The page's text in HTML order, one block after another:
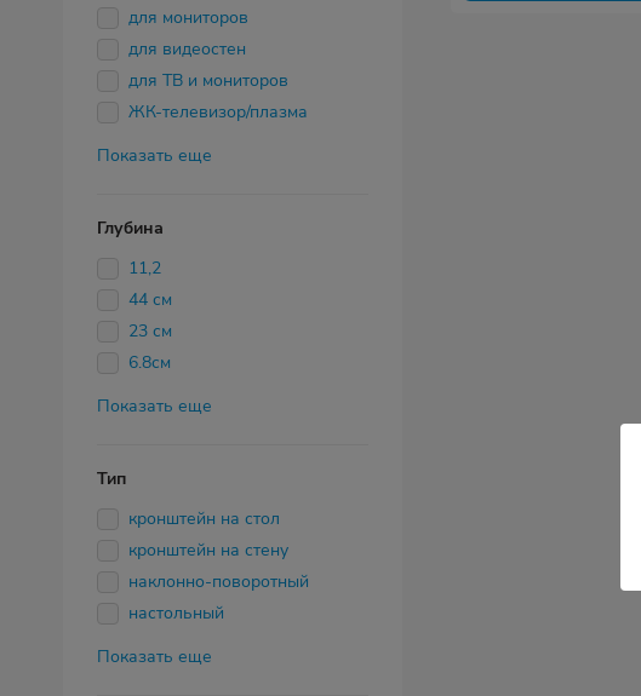
для мониторов
для видеостен
для ТВ и мониторов
ЖК-телевизор/плазма
Показать еще
Глубина
11,2
44 см
23 см
6.8см
Показать еще
Тип
кронштейн на стол
кронштейн на стену
наклонно-поворотный
настольный
Показать еще